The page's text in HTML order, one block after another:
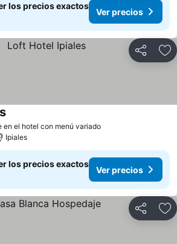
los precios exactos
Ver precios
Compartir
en el hotel con menú variadoVer precios
Ver precios
Ipiales
los precios exactos
Ver precios
Compartir